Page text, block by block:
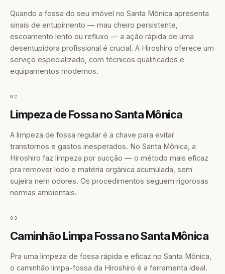
Quando a fossa do seu imóvel no Santa Mônica apresenta
sinais de entupimento — mau cheiro persistente,
escoamento lento ou refluxo — a ação rápida de uma
desentupidora profissional é crucial. A Hiroshiro oferece um
serviço especializado, com técnicos qualificados e
equipamentos modernos.
02
Limpeza de Fossa no Santa Mônica
A limpeza de fossa regular é a chave para evitar
transtornos e gastos inesperados. No Santa Mônica, a
Hiroshiro faz limpeza por sucção — o método mais eficaz
pra remover lodo e matéria orgânica acumulada, sem
sujeira nem odores. Os procedimentos seguem rigorosas
normas ambientais.
03
Caminhão Limpa Fossa no Santa Mônica
Pra uma limpeza de fossa rápida e eficaz no Santa Mônica,
o caminhão limpa-fossa da Hiroshiro é a ferramenta ideal.